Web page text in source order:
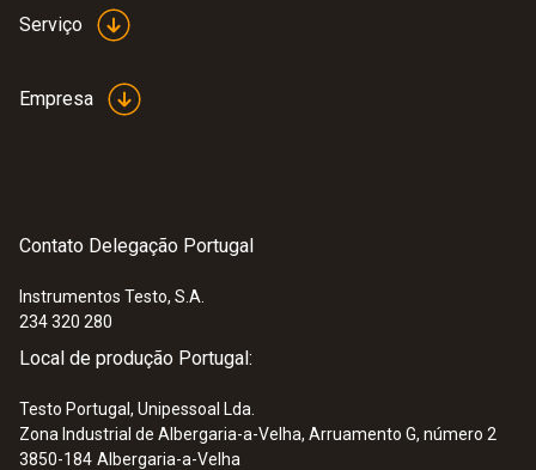
Serviço
Empresa
Contato Delegação Portugal
Instrumentos Testo, S.A.
234 320 280
Local de produção Portugal:
Testo Portugal, Unipessoal Lda.
Zona Industrial de Albergaria-a-Velha, Arruamento G, número 2
3850-184 Albergaria-a-Velha